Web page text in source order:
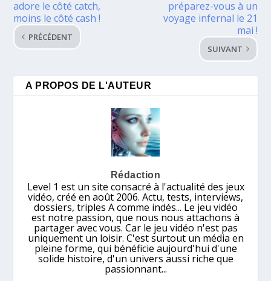
adore le côté catch,
moins le côté cash !
PRÉCÉDENT
préparez-vous à un
voyage infernal le 21
mai !
SUIVANT
A PROPOS DE L'AUTEUR
Rédaction
Level 1 est un site consacré à l'actualité des jeux
vidéo, créé en août 2006. Actu, tests, interviews,
dossiers, triples A comme indés... Le jeu vidéo
est notre passion, que nous nous attachons à
partager avec vous. Car le jeu vidéo n'est pas
uniquement un loisir. C'est surtout un média en
pleine forme, qui bénéficie aujourd'hui d'une
solide histoire, d'un univers aussi riche que
passionnant...